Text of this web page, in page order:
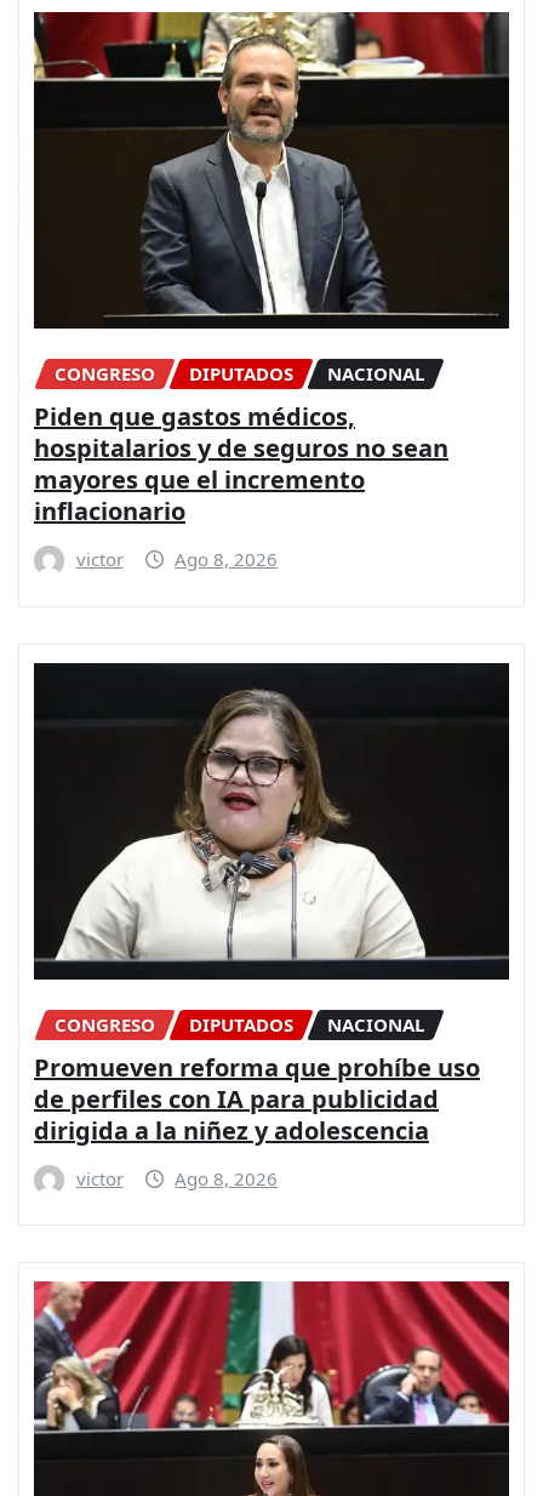
CONGRESO DIPUTADOS NACIONAL
Piden que gastos médicos,
hospitalarios y de seguros no sean
mayores que el incremento
inflacionario
victor Ago 8, 2026
CONGRESO DIPUTADOS NACIONAL
Promueven reforma que prohíbe uso
de perfiles con IA para publicidad
dirigida a la niñez y adolescencia
victor Ago 8, 2026